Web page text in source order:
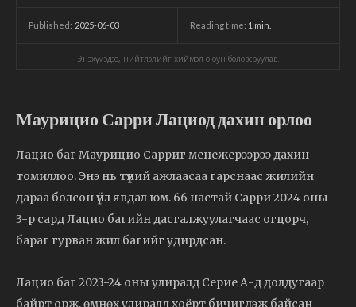
Published: 2025-06-03 Reading time: 1 min.
Энэхүү мэдээ, нийтлэлийг хиймэл оюун боловсруулав.
Маурицио Сарри Лациод дахин орлоо
Лацио баг Маурицио Сарриг менежерээрээ дахин
томиллоо. Энэ нь түүний ажлаасаа гарснаас жилийн
дараа болсон үйл явдал юм. 66 настай Сарри 2024 оны
3-р сард Лацио багийн дасгалжуулагчаас огцорч,
бараг гурван жил багийг удирдсан.
Лацио баг 2023-24 оны улиралд Серие А-д долдугаар
байрт орж, өмнөх улиралд хоёрт бичигдэж байсан